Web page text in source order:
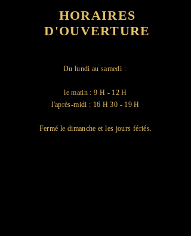
HORAIRES
D'OUVERTURE
Du lundi au samedi : ​
le matin : 9 H - 12 H
l'après-midi : 16 H 30 - 19 H
Fermé le dimanche et les jours fériés.